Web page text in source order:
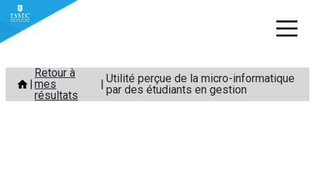
Aller
contenu
Retour à
mes
résultats
Utilité perçue de la micro-informatique
par des étudiants en gestion